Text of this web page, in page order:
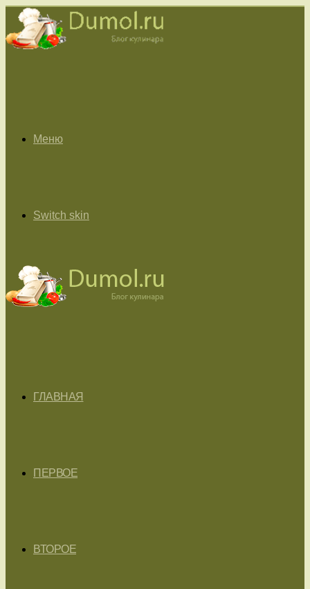
Меню
Switch skin
ГЛАВНАЯ
ПЕРВОЕ
ВТОРОЕ